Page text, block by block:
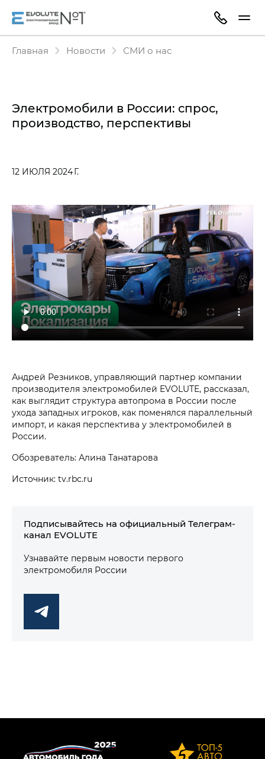
Главная Новости СМИ о нас
Электромобили в России: спрос,
производство, перспективы
12 ИЮЛЯ 2024 Г.
Андрей Резников, управляющий партнер компании
производителя электромобилей EVOLUTE, рассказал,
как выглядит структура автопрома в России после
ухода западных игроков, как поменялся параллельный
импорт, и какая перспектива у электромобилей в
России.
Обозреватель: Алина Танатарова
Источник: tv.rbc.ru
Подписывайтесь на официальный Телеграм-
канал EVOLUTE
Узнавайте первым новости первого
электромобиля России